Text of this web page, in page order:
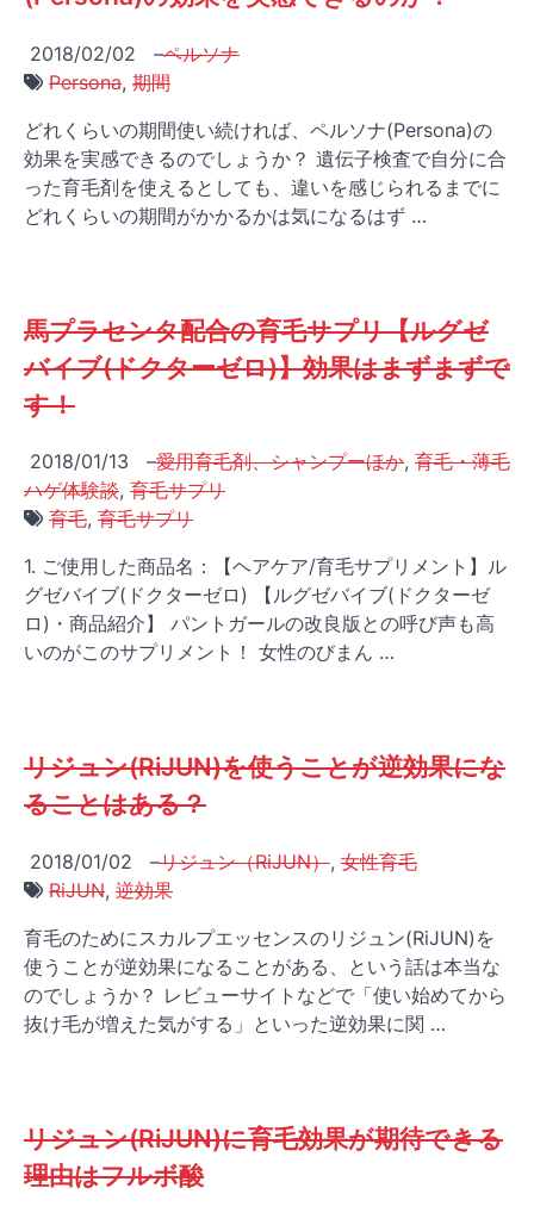
2018/02/02 –ペルソナ
Persona, 期間
どれくらいの期間使い続ければ、ペルソナ(Persona)の
効果を実感できるのでしょうか？ 遺伝子検査で自分に合
った育毛剤を使えるとしても、違いを感じられるまでに
どれくらいの期間がかかるかは気になるはず …
馬プラセンタ配合の育毛サプリ【ルグゼ
バイブ(ドクターゼロ)】効果はまずまずで
す！
2018/01/13 –愛用育毛剤、シャンプーほか, 育毛・薄毛
ハゲ体験談, 育毛サプリ
育毛, 育毛サプリ
1. ご使用した商品名：【ヘアケア/育毛サプリメント】ル
グゼバイブ(ドクターゼロ) 【ルグゼバイブ(ドクターゼ
ロ)・商品紹介】 パントガールの改良版との呼び声も高
いのがこのサプリメント！ 女性のびまん …
リジュン(RiJUN)を使うことが逆効果にな
ることはある？
2018/01/02 –リジュン（RiJUN）, 女性育毛
RiJUN, 逆効果
育毛のためにスカルプエッセンスのリジュン(RiJUN)を
使うことが逆効果になることがある、という話は本当な
のでしょうか？ レビューサイトなどで「使い始めてから
抜け毛が増えた気がする」といった逆効果に関 …
リジュン(RiJUN)に育毛効果が期待できる
理由はフルボ酸